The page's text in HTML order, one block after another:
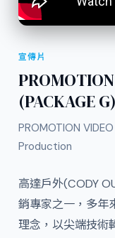
宣傳片
(PACKAGE G)
PROMOTION
Production
高達戶外(CODY
銷專家之一，多年
理念，以尖端技術